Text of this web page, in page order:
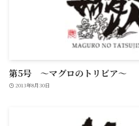
第5号 ～マグロのトリビア～
2013年8月30日